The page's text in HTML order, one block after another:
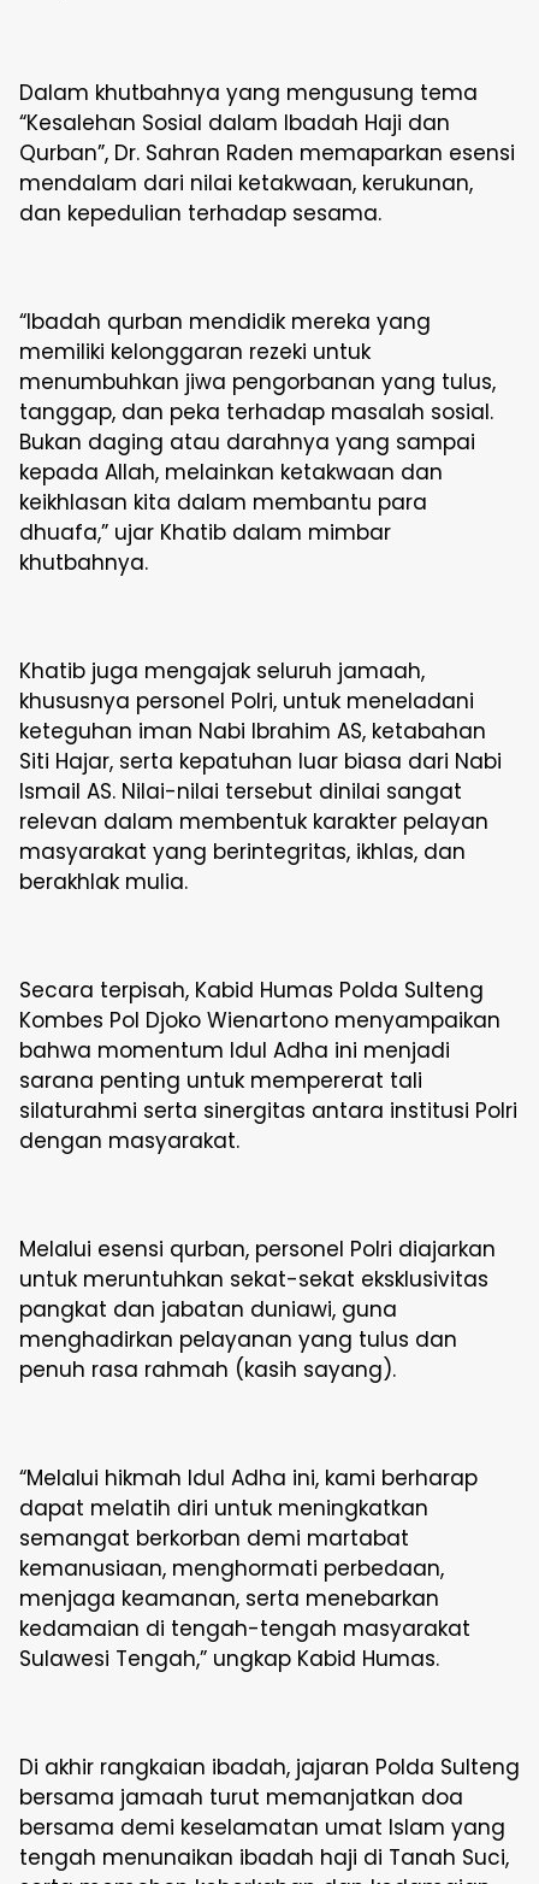
Dalam khutbahnya yang mengusung tema
“Kesalehan Sosial dalam Ibadah Haji dan
Qurban”, Dr. Sahran Raden memaparkan esensi
mendalam dari nilai ketakwaan, kerukunan,
dan kepedulian terhadap sesama.
“Ibadah qurban mendidik mereka yang
memiliki kelonggaran rezeki untuk
menumbuhkan jiwa pengorbanan yang tulus,
tanggap, dan peka terhadap masalah sosial.
Bukan daging atau darahnya yang sampai
kepada Allah, melainkan ketakwaan dan
keikhlasan kita dalam membantu para
dhuafa,” ujar Khatib dalam mimbar
khutbahnya.
Khatib juga mengajak seluruh jamaah,
khususnya personel Polri, untuk meneladani
keteguhan iman Nabi Ibrahim AS, ketabahan
Siti Hajar, serta kepatuhan luar biasa dari Nabi
Ismail AS. Nilai-nilai tersebut dinilai sangat
relevan dalam membentuk karakter pelayan
masyarakat yang berintegritas, ikhlas, dan
berakhlak mulia.
Secara terpisah, Kabid Humas Polda Sulteng
Kombes Pol Djoko Wienartono menyampaikan
bahwa momentum Idul Adha ini menjadi
sarana penting untuk mempererat tali
silaturahmi serta sinergitas antara institusi Polri
dengan masyarakat.
Melalui esensi qurban, personel Polri diajarkan
untuk meruntuhkan sekat-sekat eksklusivitas
pangkat dan jabatan duniawi, guna
menghadirkan pelayanan yang tulus dan
penuh rasa rahmah (kasih sayang).
“Melalui hikmah Idul Adha ini, kami berharap
dapat melatih diri untuk meningkatkan
semangat berkorban demi martabat
kemanusiaan, menghormati perbedaan,
menjaga keamanan, serta menebarkan
kedamaian di tengah-tengah masyarakat
Sulawesi Tengah,” ungkap Kabid Humas.
Di akhir rangkaian ibadah, jajaran Polda Sulteng
bersama jamaah turut memanjatkan doa
bersama demi keselamatan umat Islam yang
tengah menunaikan ibadah haji di Tanah Suci,